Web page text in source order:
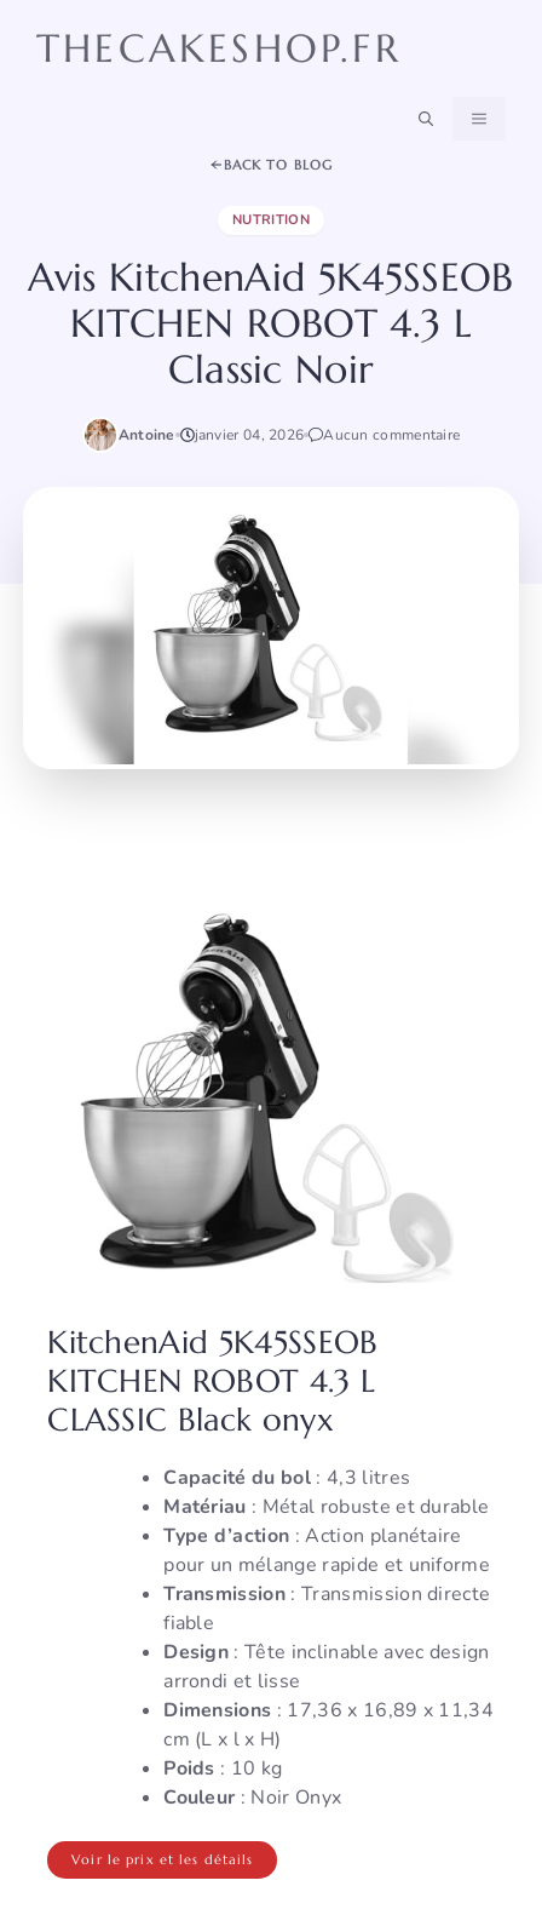
THECAKESHOP.FR
MENU
BACK TO BLOG
NUTRITION
Avis KitchenAid 5K45SSEOB
KITCHEN ROBOT 4.3 L
Classic Noir
Antoine janvier 04, 2026 Aucun commentaire
KitchenAid 5K45SSEOB
KITCHEN ROBOT 4.3 L
CLASSIC Black onyx
Capacité du bol : 4,3 litres
Matériau : Métal robuste et durable
Type d’action : Action planétaire
pour un mélange rapide et uniforme
Transmission : Transmission directe
fiable
Design : Tête inclinable avec design
arrondi et lisse
Dimensions : 17,36 x 16,89 x 11,34
cm (L x l x H)
Poids : 10 kg
Couleur : Noir Onyx
Voir le prix et les détails